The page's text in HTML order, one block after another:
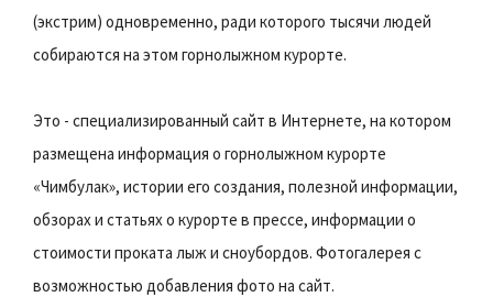
(экстрим) одновременно, ради которого тысячи людей
собираются на этом горнолыжном курорте.
Это - специализированный сайт в Интернете, на котором
размещена информация о горнолыжном курорте
«Чимбулак», истории его создания, полезной информации,
обзорах и статьях о курорте в прессе, информации о
стоимости проката лыж и сноубордов. Фотогалерея с
возможностью добавления фото на сайт.